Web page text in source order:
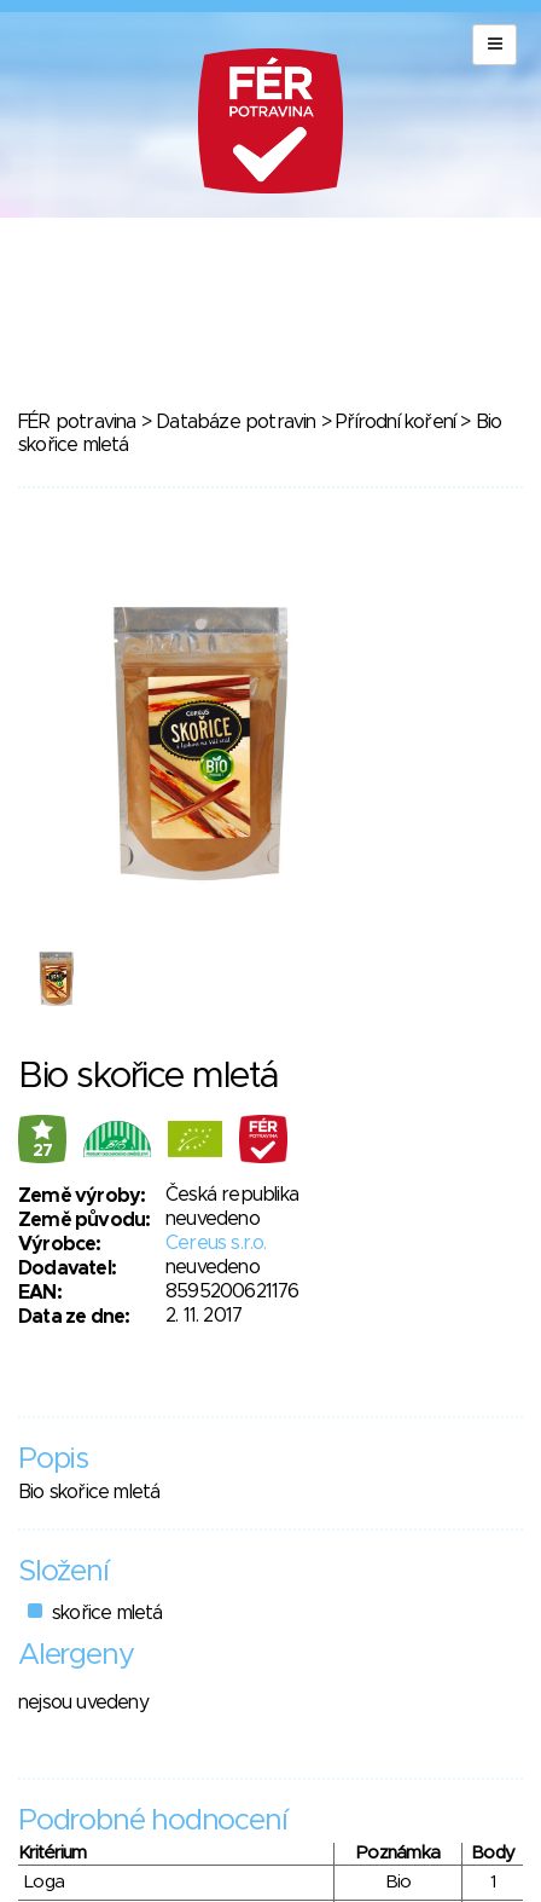
FÉR potravina > Databáze potravin > Přírodní koření> Bio
skořice mletá
Bio skořice mletá
27
Země výroby:
Česká republika
Země původu:
neuvedeno
Výrobce:
Cereus s.r.o.
Dodavatel:
neuvedeno
EAN:
8595200621176
Data ze dne:
2. 11. 2017
Popis
Bio skořice mletá
Složení
skořice mletá
Alergeny
nejsou uvedeny
Podrobné hodnocení
Kritérium Poznámka
Body
Loga
Bio 1